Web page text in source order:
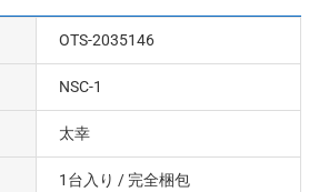
OTS-2035146
NSC-1
太幸
1台入り / 完全梱包